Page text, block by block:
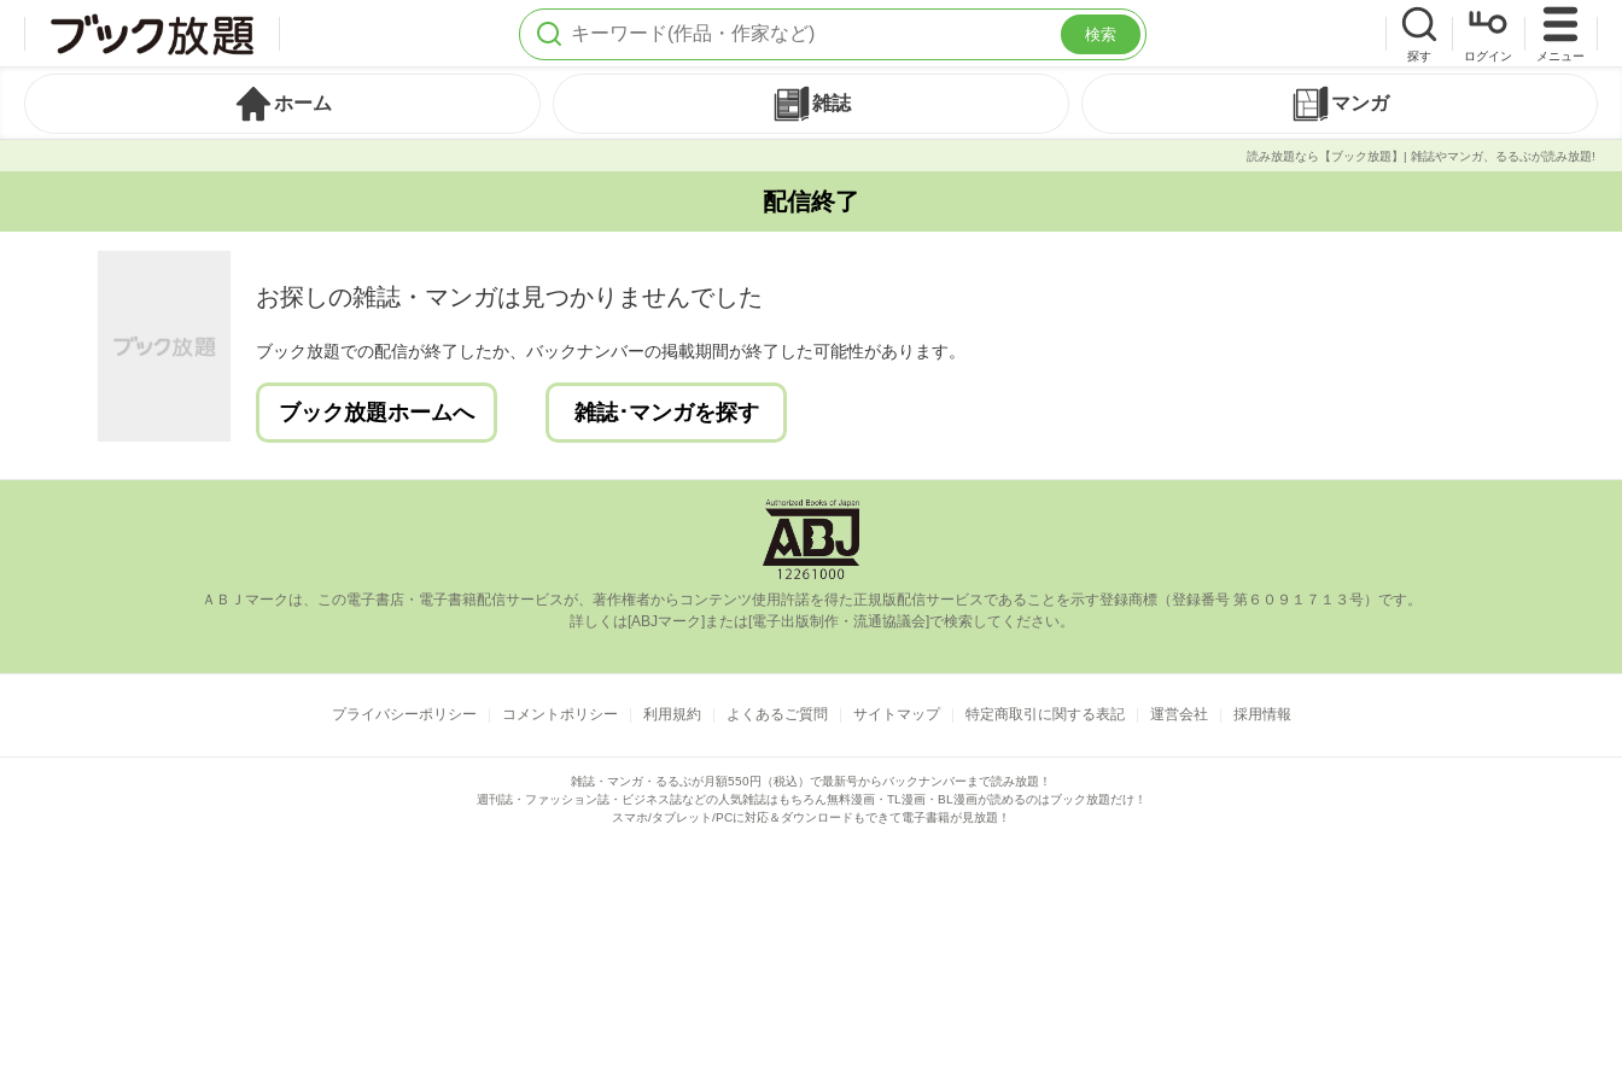
検索
探す ログイン メニュー
ホーム 雑誌 マンガ
読み放題なら【ブック放題】| 雑誌やマンガ、るるぶが読み放題!
配信終了
お探しの雑誌・マンガは見つかりませんでした
ブック放題での配信が終了したか、バックナンバーの掲載期間が終了した可能性があります。
ブック放題ホームへ 雑誌･マンガを探す
ＡＢＪマークは、この電⼦書店・電⼦書籍配信サービスが、著作権者からコンテンツ使⽤許諾を得た正規版配信サービスであることを⽰す登録商標（登録番号 第６０９１７１３号）です。
プライバシーポリシー コメントポリシー 利用規約 よくあるご質問 サイトマップ 特定商取引に関する表記 運営会社 採用情報
雑誌・マンガ・るるぶが月額550円（税込）で最新号からバックナンバーまで読み放題！
週刊誌・ファッション誌・ビジネス誌などの人気雑誌はもちろん 無料漫画・TL漫画・BL漫画が読めるのはブック放題だけ！
スマホ/タブレット/PCに対応＆ダウンロードもできて電子書籍が見放題！